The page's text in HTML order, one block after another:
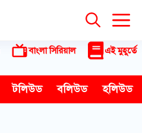
বাংলা সিরিয়াল এই মুহূর্তে
টলিউড বলিউড হলিউড